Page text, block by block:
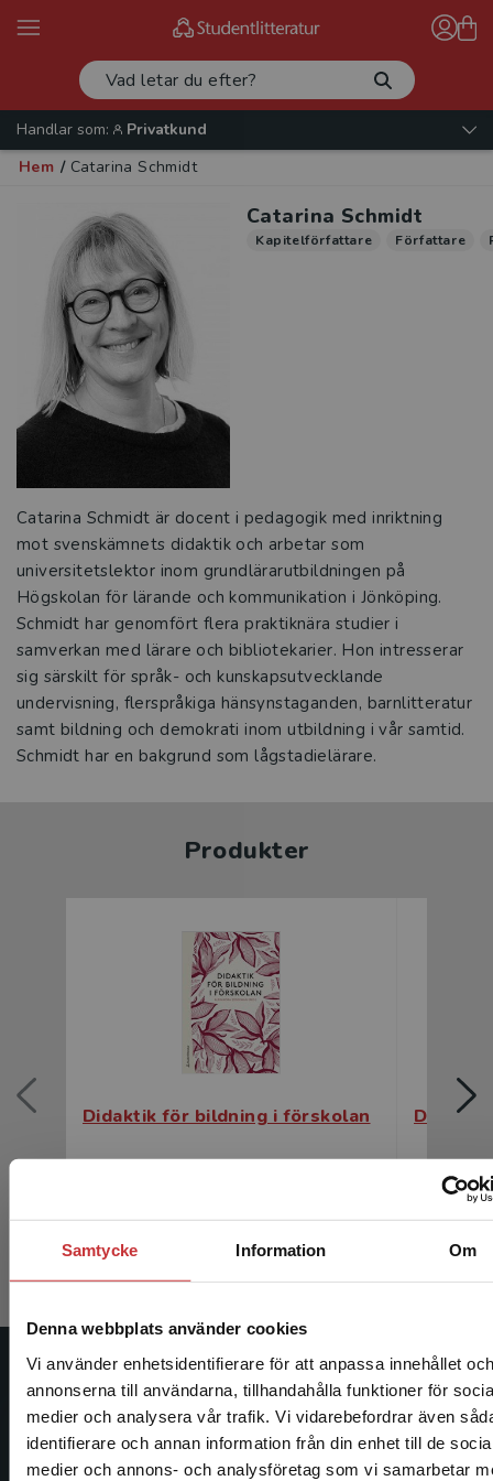
Samtycke Information Om
Denna webbplats använder cookies
Vi använder enhetsidentifierare för att anpassa innehållet och
annonserna till användarna, tillhandahålla funktioner för
medier och analysera vår trafik. Vi vidarebefordrar även
identifierare och annan information från din enhet till de
medier och annons- och analysföretag som vi samarbetar
Begränsad fraktregion
Handlar som:
Privatkund
Hem / Catarina Schmidt
Catarina Schmidt
Kapitelförfattare Författare
Catarina Schmidt är docent i pedagogik med inriktning
mot svenskämnets didaktik och arbetar som
universitetslektor inom grundlärarutbildningen på
Högskolan för lärande och kommunikation i Jönköping.
Schmidt har genomfört flera praktiknära studier i
samverkan med lärare och bibliotekarier. Hon intresserar
sig särskilt för språk- och kunskapsutvecklande
undervisning, flerspråkiga hänsynstaganden, barnlitteratur
samt bildning och demokrati inom utbildning i vår samtid.
Produkter
Didaktik för bildning i förskolan
287 krinkl. moms
Exkl. moms: 271 kr
178 kr
Exkl.
Studentlitteratur
Studentlitteratur grundades 1963 och är idag Sveriges
ledande utbildningsförlag. Med läromedel, kurslitteratur,